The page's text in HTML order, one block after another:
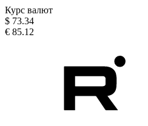
Курс валют
$ 73.34
€ 85.12